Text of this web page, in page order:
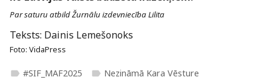
Par saturu atbild Žurnālu izdevniecība Lilita
Teksts: Dainis Lemešonoks
Foto: VidaPress
label #SIF_MAF2025 label Nezināmā Kara Vēsture